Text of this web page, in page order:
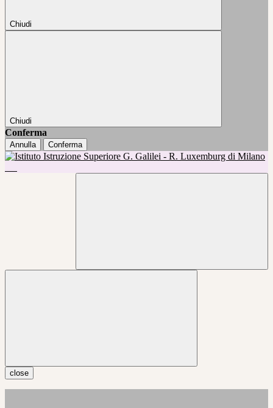
Chiudi
Chiudi
Conferma
Annulla Conferma
close